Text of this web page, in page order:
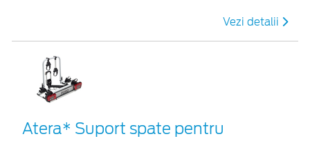
Vezi detalii
Atera* Suport spate pentru